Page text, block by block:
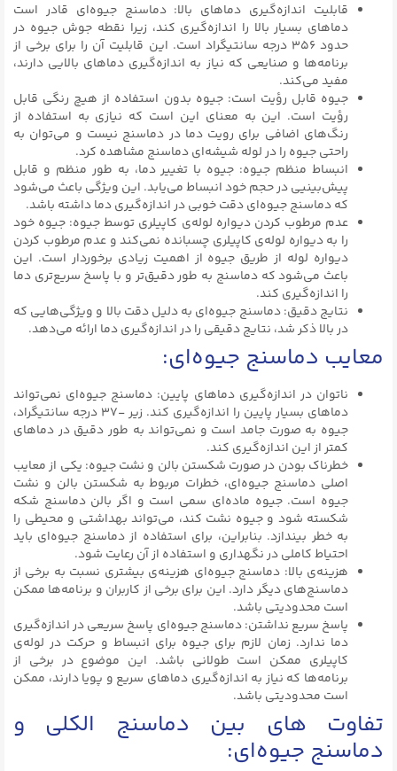
قابلیت اندازه‌گیری دماهای بالا: دماسنج جیوه‌ای قادر است
دماهای بسیار بالا را اندازه‌گیری کند، زیرا نقطه جوش جیوه در
حدود ۳۵۶ درجه سانتیگراد است. این قابلیت آن را برای برخی از
برنامه‌ها و صنایعی که نیاز به اندازه‌گیری دماهای بالایی دارند،
مفید می‌کند.
جیوه قابل رؤیت است: جیوه بدون استفاده از هیچ رنگی قابل
رؤیت است. این به معنای این است که نیازی به استفاده از
رنگ‌های اضافی برای رویت دما در دماسنج نیست و می‌توان به
راحتی جیوه را در لوله شیشه‌ای دماسنج مشاهده کرد.
انبساط منظم جیوه: جیوه با تغییر دما، به طور منظم و قابل
پیش‌بینیی در حجم خود انبساط می‌یابد. این ویژگی باعث می‌شود
که دماسنج جیوه‌ای دقت خوبی در اندازه‌گیری دما داشته باشد.
عدم مرطوب کردن دیواره لوله‌ی کاپیلری توسط جیوه: جیوه خود
را به دیواره لوله‌ی کاپیلری چسبانده نمی‌کند و عدم مرطوب کردن
دیواره لوله از طریق جیوه از اهمیت زیادی برخوردار است. این
باعث می‌شود که دماسنج به طور دقیق‌تر و با پاسخ سریع‌تری دما
را اندازه‌گیری کند.
نتایج دقیق: دماسنج جیوه‌ای به دلیل دقت بالا و ویژگی‌هایی که
در بالا ذکر شد، نتایج دقیقی را در اندازه‌گیری دما ارائه می‌دهد.
معایب دماسنج جیوه‌ای:
ناتوان در اندازه‌گیری دماهای پایین: دماسنج جیوه‌ای نمی‌تواند
دماهای بسیار پایین را اندازه‌گیری کند. زیر -۳۷ درجه سانتیگراد،
جیوه به صورت جامد است و نمی‌تواند به طور دقیق در دماهای
کمتر از این اندازه‌گیری کند.
خطرناک بودن در صورت شکستن بالن و نشت جیوه: یکی از معایب
اصلی دماسنج جیوه‌ای، خطرات مربوط به شکستن بالن و نشت
جیوه است. جیوه ماده‌ای سمی است و اگر بالن دماسنج شکه
شکسته شود و جیوه نشت کند، می‌تواند بهداشتی و محیطی را
به خطر بیندازد. بنابراین، برای استفاده از دماسنج جیوه‌ای باید
احتیاط کاملی در نگهداری و استفاده از آن رعایت شود.
هزینه‌ی بالا: دماسنج جیوه‌ای هزینه‌ی بیشتری نسبت به برخی از
دماسنج‌های دیگر دارد. این برای برخی از کاربران و برنامه‌ها ممکن
است محدودیتی باشد.
پاسخ سریع نداشتن: دماسنج جیوه‌ای پاسخ سریعی در اندازه‌گیری
دما ندارد. زمان لازم برای جیوه برای انبساط و حرکت در لوله‌ی
کاپیلری ممکن است طولانی باشد. این موضوع در برخی از
برنامه‌ها که نیاز به اندازه‌گیری دماهای سریع و پویا دارند، ممکن
است محدودیتی باشد.
تفاوت های بین دماسنج الکلی و
دماسنج جیوه‌ای: